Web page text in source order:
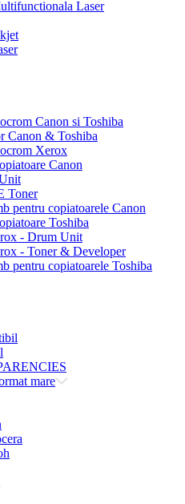
Laser
Canon si Toshiba
Canon & Toshiba
Xerox
Canon
Toner
pentru copiatoarele Canon
Toshiba
- Drum Unit
- Toner & Developer
pentru copiatoarele Toshiba
mare